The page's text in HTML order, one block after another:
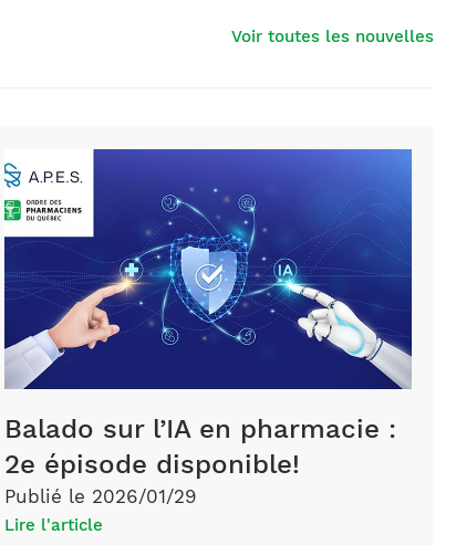
Voir toutes les nouvelles
Balado sur l’IA en pharmacie :
2e épisode disponible!
Publié le 2026/01/29
Lire l'article